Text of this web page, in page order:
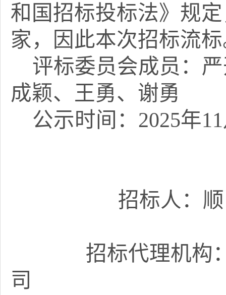
和国招标投标法》规
家，因此本次招标流
评标委员会成员：
成颖、王勇、谢勇
公示时间：2025年
招标人：
招标代理机构
司